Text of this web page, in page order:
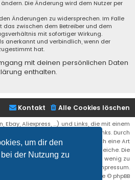
um dir den
der Nutzung zu
Die Änderung wird dem Nutzer per
Änderungen zu widersprechen. Im Falle
das zwischen dem Betreiber und dem
mit sofortiger Wirkung.
anerkannt und verbindlich, wenn der
hat.
mit deinen persönlichen Daten
enthalten.
Alle Cookies löschen
Kontakt
Ebay, Aliexpress, ...) und Links, die mit einem
es sich um sogenannte Affiliate Links. Durch
über einen Affiliate Link erhälte ich eine Art
Für euch bleibt der Preis der gleiche. Die
für diese Webseite ein wenig zu
reduzieren. Siehe auch das Impressum.
® Forum Software © phpBB